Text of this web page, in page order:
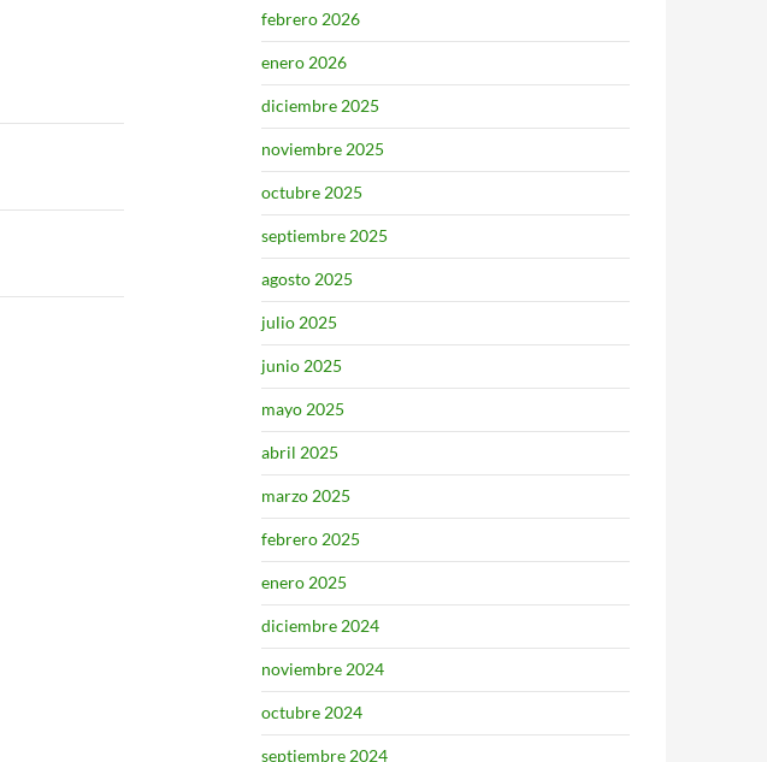
febrero 2026
enero 2026
diciembre 2025
noviembre 2025
octubre 2025
septiembre 2025
agosto 2025
julio 2025
junio 2025
mayo 2025
abril 2025
marzo 2025
febrero 2025
enero 2025
diciembre 2024
noviembre 2024
octubre 2024
septiembre 2024